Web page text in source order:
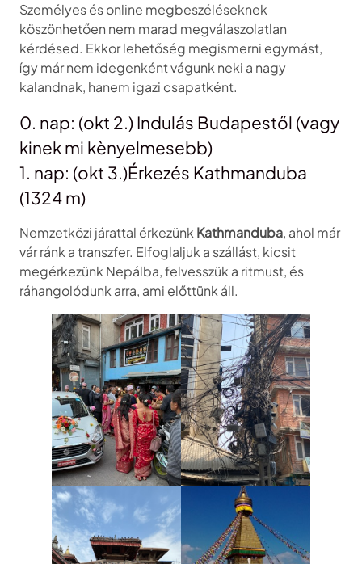
Személyes és online megbeszéléseknek
köszönhetően nem marad megválaszolatlan
kérdésed. Ekkor lehetőség megismerni egymást,
így már nem idegenként vágunk neki a nagy
kalandnak, hanem igazi csapatként.
0. nap: (okt 2.) Indulás Budapestől (vagy
kinek mi kènyelmesebb)
1. nap: (okt 3.)Érkezés Kathmanduba
(1324 m)
Nemzetközi járattal érkezünk Kathmanduba, ahol már
vár ránk a transzfer. Elfoglaljuk a szállást, kicsit
megérkezünk Nepálba, felvesszük a ritmust, és
ráhangolódunk arra, ami előttünk áll.